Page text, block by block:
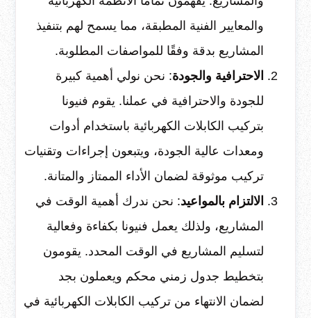
والمعايير الفنية المطبقة، مما يسمح لهم بتنفيذ
المشاريع بدقة وفقًا للمواصفات المطلوبة.
الاحترافية والجودة: نحن نولي أهمية كبيرة
للجودة والاحترافية في عملنا. يقوم فنيونا
بتركيب الكابلات الكهربائية باستخدام أدوات
ومعدات عالية الجودة، ويتبعون إجراءات وتقنيات
تركيب موثوقة لضمان الأداء الممتاز والمتانة.
الالتزام بالمواعيد: نحن ندرك أهمية الوقت في
المشاريع، ولذلك يعمل فنيونا بكفاءة وفعالية
لتسليم المشاريع في الوقت المحدد. يقومون
بتخطيط جدول زمني محكم ويعملون بجد
لضمان الانتهاء من تركيب الكابلات الكهربائية في